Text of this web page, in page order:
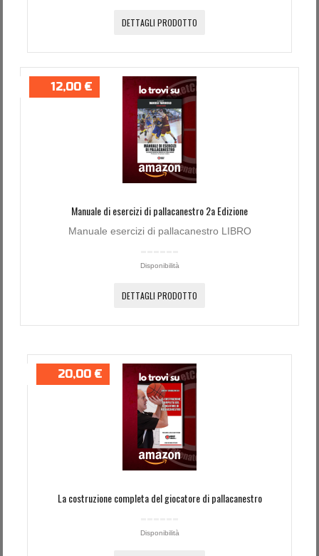
DETTAGLI PRODOTTO
12,00 €
Manuale di esercizi di pallacanestro 2a Edizione
Manuale esercizi di pallacanestro LIBRO
Disponibilità
DETTAGLI PRODOTTO
20,00 €
La costruzione completa del giocatore di pallacanestro
Disponibilità